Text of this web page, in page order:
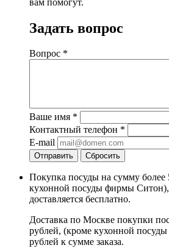
Задать вопрос
Вопрос *
Ваше имя *
Контактный телефон *
E-mail
Отправить Сбросить
Покупка посуды на сумму более
кухонной посуды фирмы
доставляется бесплатно.
Доставка по Москве покупки
рублей, (кроме кухонной
рублей к сумме заказа.